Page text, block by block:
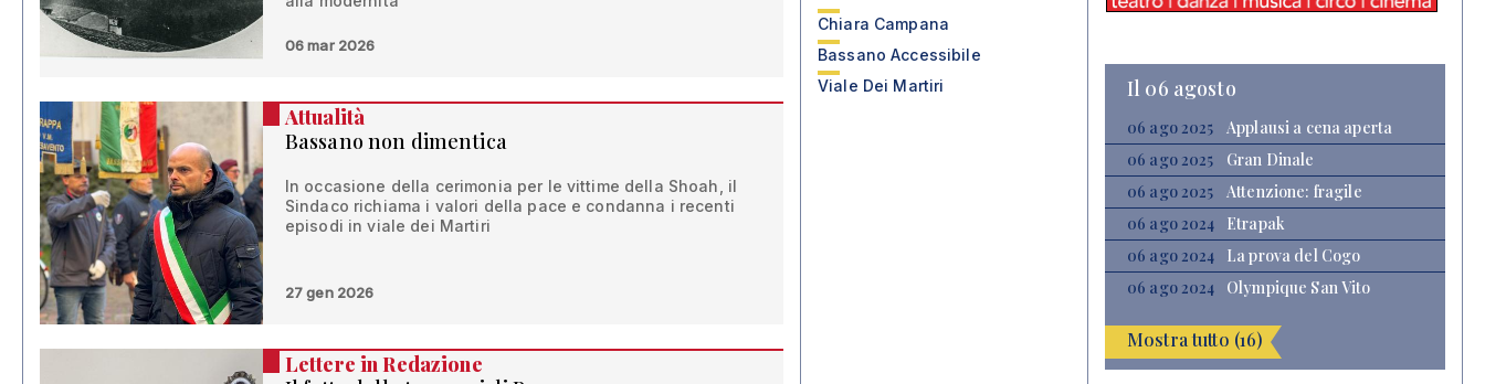
06 mar 2026
Attualità
Bassano non dimentica
In occasione della cerimonia per le vittime della Shoah, il
Sindaco richiama i valori della pace e condanna i recenti
episodi in viale dei Martiri
27 gen 2026
Lettere in Redazione
Chiara Campana
Bassano Accessibile
Viale Dei Martiri
Il 06 agosto
06 ago 2025
Applausi a cena aperta
06 ago 2025
Gran Dinale
06 ago 2025
Attenzione: fragile
06 ago 2024
Etrapak
06 ago 2024
La prova del Cogo
06 ago 2024
Olympique San Vito
Mostra tutto (16)